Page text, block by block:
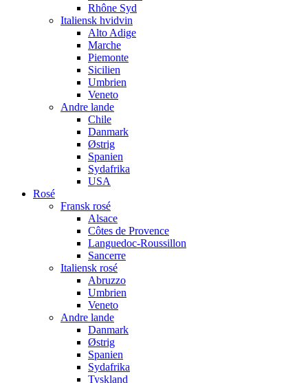
Rhône Syd
Italiensk hvidvin
Alto Adige
Marche
Piemonte
Sicilien
Umbrien
Veneto
Andre lande
Chile
Danmark
Østrig
Spanien
Sydafrika
USA
Rosé
Fransk rosé
Alsace
Côtes de Provence
Languedoc-Roussillon
Sancerre
Italiensk rosé
Abruzzo
Umbrien
Veneto
Andre lande
Danmark
Østrig
Spanien
Sydafrika
Tyskland